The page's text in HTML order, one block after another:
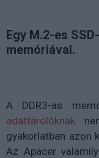
Egy M.2-es
memóriával.
A DDR3-as
adattárolóknak
gyakorlatban azon
Az Apacer